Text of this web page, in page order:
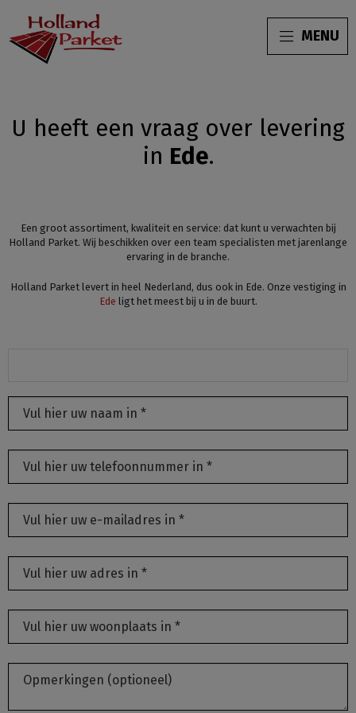
MENU
U heeft een vraag over levering
in Ede.
Een groot assortiment, kwaliteit en service: dat kunt u verwachten bij
Holland Parket. Wij beschikken over een team specialisten met jarenlange
ervaring in de branche.
Holland Parket levert in heel Nederland, dus ook in Ede. Onze vestiging in
Ede ligt het meest bij u in de buurt.